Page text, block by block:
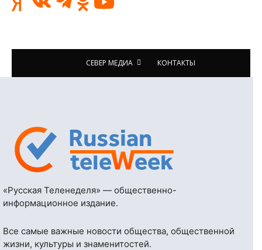
СЕВЕР МЕДИА КОНТАКТЫ
«Русская Теленеделя» — общественно-
информационное издание.
Все самые важные новости общества, общественной
жизни, культуры и знаменитостей.